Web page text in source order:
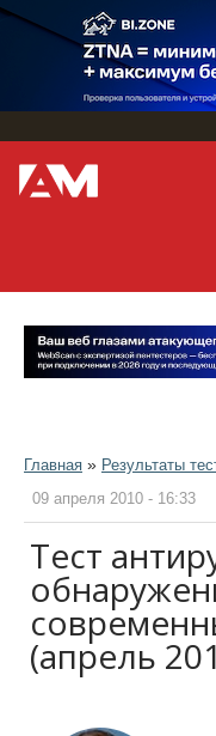
Перейти
основному
Главная » Результаты
09 апреля 2010 - 16:33
Тест
(апрель